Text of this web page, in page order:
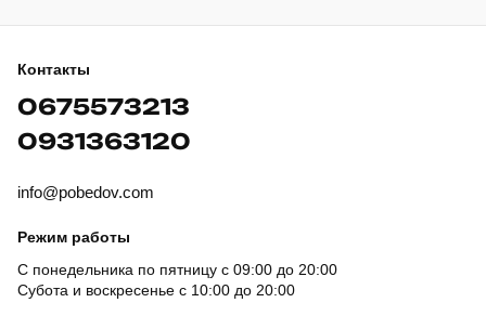
Контакты
0675573213
0931363120
info@pobedov.com
Режим работы
С понедельника по пятницу с 09:00 до 20:00
Субота и воскресенье с 10:00 до 20:00